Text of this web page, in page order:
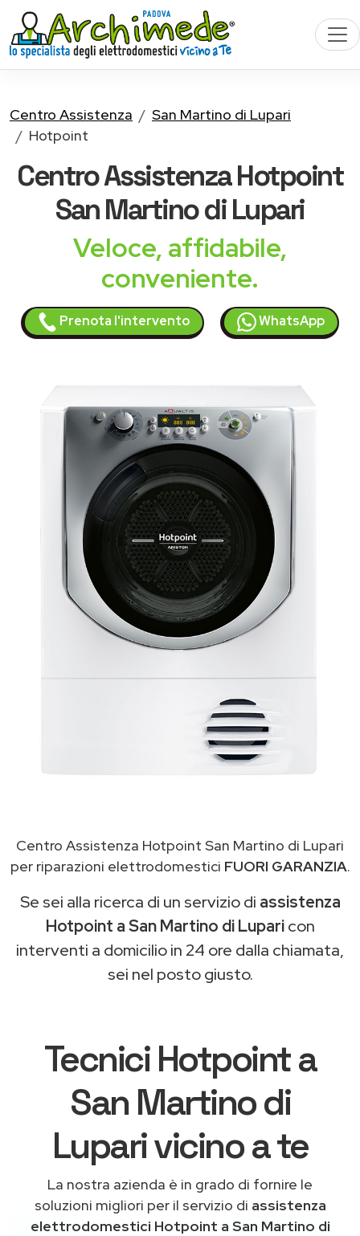
Centro Assistenza
San Martino di Lupari
Hotpoint
Centro AssistenzaHotpoint
San Martino di Lupari
Veloce, affidabile,
conveniente.
Prenota l'intervento WhatsApp
Centro Assistenza Hotpoint San Martino di Lupari
per riparazioni elettrodomestici FUORI GARANZIA.
Se sei alla ricerca di un servizio di assistenza
Hotpoint a San Martino di Luparicon
interventi a domicilio in 24 ore dalla chiamata,
sei nel posto giusto.
Tecnici Hotpoint a
San Martino di
Lupari vicino a te
La nostra azienda è in grado di fornire le
soluzioni migliori per il servizio di assistenza
elettrodomestici Hotpoint a San Martino di